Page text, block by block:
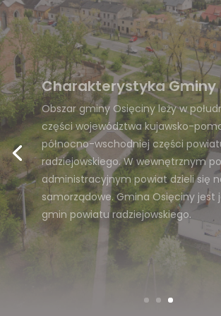
Wpisani w dzieje Osięcin
W czasie okupacji hitlerowskiej
włocławska straciła 220 kapłanów
50% duchowieństwa. W tej liczbie
dwaj kapłani z Osięcin: ks.
Matuszewski i ks. prefekt Józef
Zamordowani zostali w bestialski
nocy z 23 na 24 maja 1940 r.